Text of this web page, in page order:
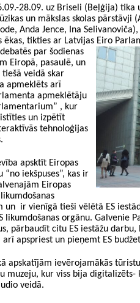
28.09. uz Briseli (Beļģija) tika
un mākslas skolas pārstāvji
Anda Jence, Ina
ēkas, tikties ar Latvijas Eiro
par šodienas
Eiropā, pasaulē, un
tiešā veidā skar
apmeklēts arī
apmeklētāju
, kur
un izpētīt
tehnoloģijas
apsktīt Eiropas
“no iekšpuses”, kas ir
Eiropas
un ir vienīgā tieši vēlētā ES
likumdošanas orgānu. Galvenie
pārbaudīt citu ES iestāžu
apspriest un pieņemt ES
apskatījām ievērojamākās
muzeju, kur viss bija
veidā.